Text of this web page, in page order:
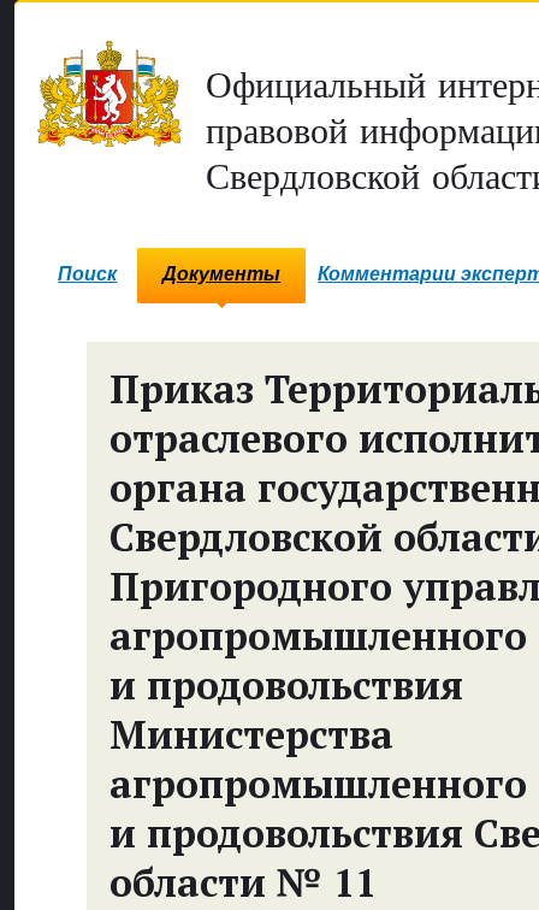
Официальный
правовой
Свердловской
Поиск Документы Комментарии
Приказ
отраслевого
органа
Свердловской
Пригородного
агропромышленного
и продовольствия
Министерства
агропромышленного
и продовольствия
области № 11